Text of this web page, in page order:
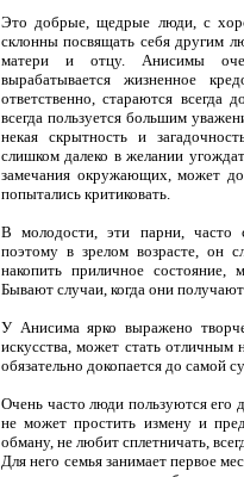
Это добрые, щедрые люди, с
склонны посвящать себя другим
матери и отцу. Анисимы
вырабатывается жизненное
ответственно, стараются всегда
всегда пользуется большим
некая скрытность и
слишком далеко в желании
замечания окружающих, может
попытались критиковать.
В молодости, эти парни, часто
поэтому в зрелом возрасте, он
накопить приличное состояние,
Бывают случаи, когда они
У Анисима ярко выражено
искусства, может стать отличным
обязательно докопается до самой
Очень часто люди пользуются его
не может простить измену и
обману, не любит сплетничать,
Для него семья занимает первое